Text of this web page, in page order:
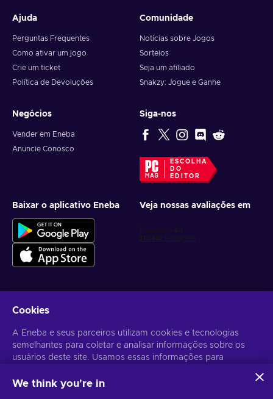
Ajuda
Perguntas Frequentes
Como ativar um jogo
Crie um ticket
Política de Devoluções
Comunidade
Notícias sobre Jogos
Sorteios
Seja um afiliado
Snakzy: Jogue e Ganhe
Negócios
Vender em Eneba
Anuncie Conosco
Siga-nos
ESCOLHA
DO
EDITOR
Baixar o aplicativo Eneba Veja nossas avaliações em
Receba ofertas personalizadas de jogos
Inscrever-se
Você pode cancelar sua inscrição a qualquer momento. Acesse
Cookies
A Eneba e seus parceiros utilizam cookies e tecnologias
semelhantes para coletar e analisar informações sobre os
usuários deste site. Usamos essas informações para
Seus dados pessoais também podem ser usados para a
We think you're in